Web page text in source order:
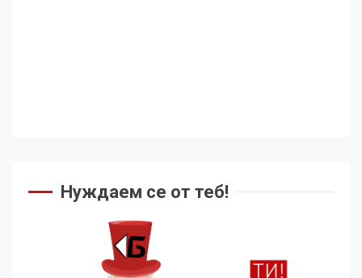
Нуждаем се от теб!